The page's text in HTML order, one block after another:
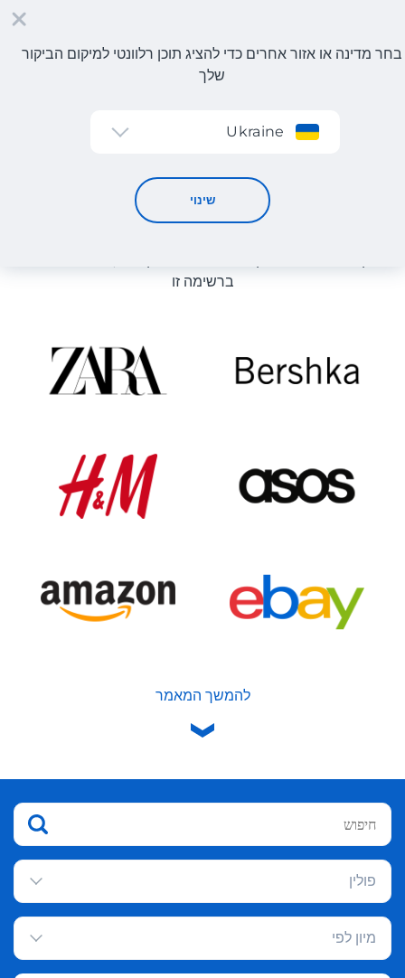
בחר מדינה או אזור אחרים כדי להציג תוכן רלוונטי למיקום הביקור
שלך
Ukraine
שינוי
קטלוג חנויות
קטלוג חנויות
ברשימה זו
להמשך המאמר
פולין
מיון לפי